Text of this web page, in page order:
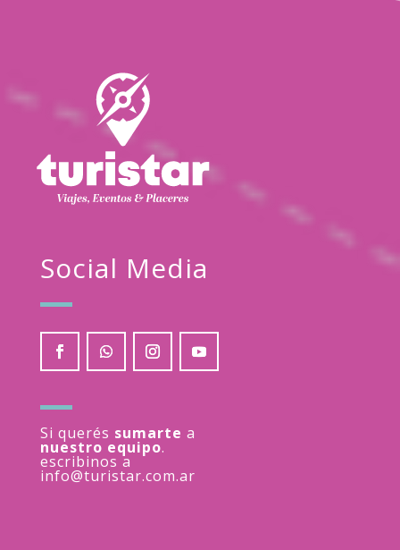
Social Media
Si querés sumarte a
nuestro equipo.
escribinos a
info@turistar.com.ar